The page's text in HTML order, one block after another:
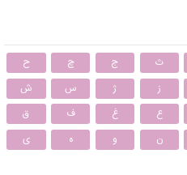
ث ج چ
ح
ز ژ س
ش
ع غ ف
ق
ن و ه ی